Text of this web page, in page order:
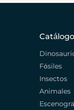
Catálogo
Fósiles
Insectos
Animales